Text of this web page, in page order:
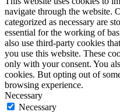
navigate through the website.
categorized as necessary are
essential for the working of
also use third-party cookies
you use this website. These
only with your consent. You
cookies. But opting out of
browsing experience.
Necessary
Necessary